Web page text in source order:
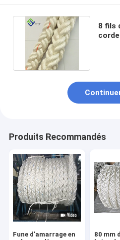
8 fils
Produits Recommandés
Fune d'amarrage en
80 mm